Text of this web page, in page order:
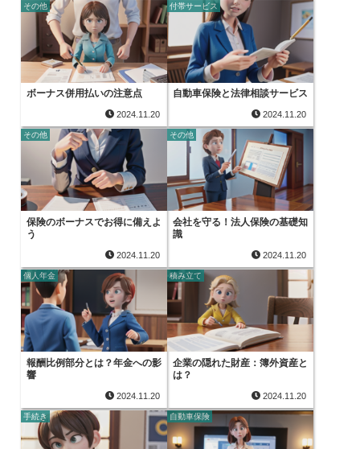
その他
ボーナス併用払いの注意点
2024.11.20
付帯サービス
自動車保険と法律相談サービス
2024.11.20
その他
保険のボーナスでお得に備えよ
う
2024.11.20
その他
会社を守る！法人保険の基礎知
識
2024.11.20
個人年金
報酬比例部分とは？年金への影
響
2024.11.20
積み立て
企業の隠れた財産：簿外資産と
は？
2024.11.20
手続き 自動車保険